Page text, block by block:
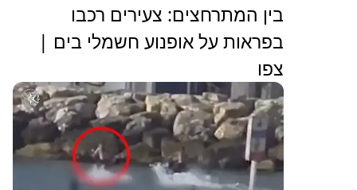
בין המתרחצים: צעירים רכבו
בפראות על אופנוע חשמלי בים |
צפו